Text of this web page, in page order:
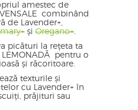
amestec de
combinând
de Lavender+,
și Oregano+
picături la rețeta ta
LEMONADĂ pentru o
și răcoritoare.
texturile și
cu Lavender+ în
prăjituri sau